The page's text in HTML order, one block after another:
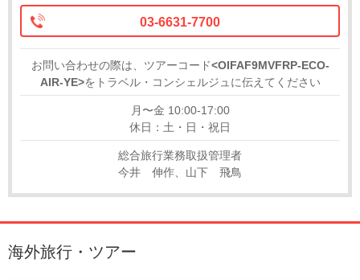
03-6631-7700
お問い合わせの際は、ツアーコード<OIFAF9MVFRP-ECO-
AIR-YE>をトラベル・コンシェルジュに伝えてください
月〜金 10:00-17:00
休日：土・日・祝日
総合旅行業務取扱管理者
今井 伸作、山下 飛鳥
海外旅行・ツアー